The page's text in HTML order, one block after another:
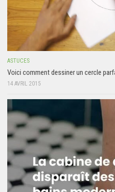
ASTUCES
Voici comment dessiner un cercle
14 AVRIL 2015